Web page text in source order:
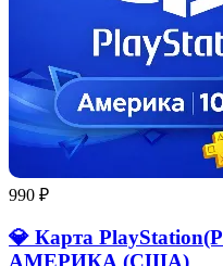
990 ₽
💎 Карта